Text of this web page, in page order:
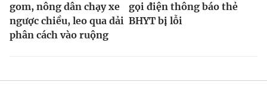
gom, nông dân chạy xe
ngược chiều, leo qua dải
phân cách vào ruộng
gọi điện thông báo thẻ
BHYT bị lỗi